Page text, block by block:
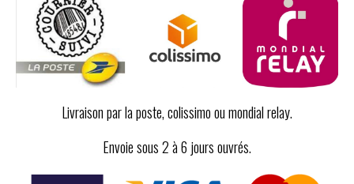
Livraison par la poste, colissimo ou mondial relay.
Envoie sous 2 à 6 jours ouvrés.